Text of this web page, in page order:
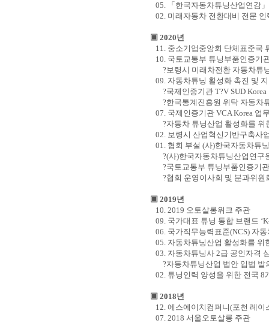
05.
「 한국자동차튜닝산업연감
02. 미래자동차 전환대비 전문
▣ 2020년
11. 중소기업중앙회 단체표준국
10. 국토교통부 튜닝부품인증기
?보령시 미래차전환 자동차튜
09. 자동차튜닝 활성화 촉진 및
?국제인증기관 T?V SUD Korea
?한국통계진흥원 위탁 자동차
07. 국제인증기관 VCA Korea 업
?자동차 튜닝산업 활성화를 위
02. 보령시 산업혁신기반구축사
01. 협회 부설 (사)한국자동차튜
?(사)한국자동차튜닝산업연구
?국토교통부 튜닝부품인증기
?협회 운영이사회 및 분과위원
▣ 2019년
10. 2019 오토살롱위크 주관
09. 국가대표 튜닝 통합 브랜드
06. 국가직무능력표준(NCS) 자
05. 자동차튜닝산업 활성화를 위
03. 자동차튜닝사 2급 공인자격
?자동차튜닝산업 법안 입법 발
02. 튜닝인력 양성을 위한 전국 8
▣ 2018년
12. 에스에이치컴퍼니(포천 레이
07. 2018 서울오토살롱 주관